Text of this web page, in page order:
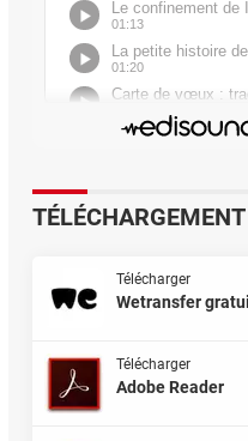
TÉLÉCHARGEMENT
Télécharger
Wetransfer
Télécharger
Adobe Reader